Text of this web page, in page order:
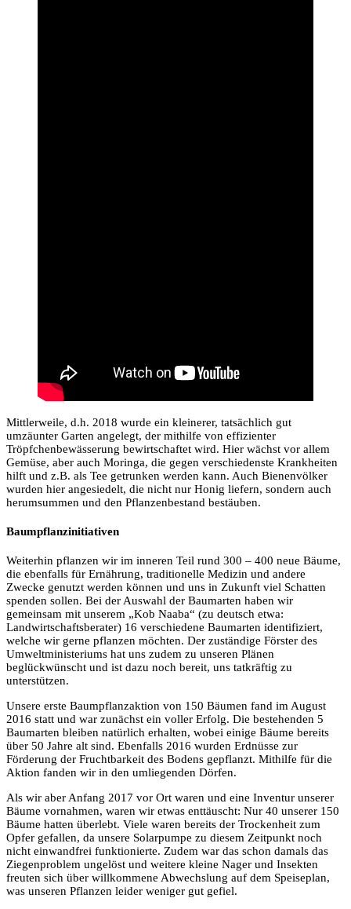
Mittlerweile, d.h. 2018 wurde ein kleinerer, tatsächlich gut
umzäunter Garten angelegt, der mithilfe von effizienter
Tröpfchenbewässerung bewirtschaftet wird. Hier wächst vor allem
Gemüse, aber auch Moringa, die gegen verschiedenste Krankheiten
hilft und z.B. als Tee getrunken werden kann. Auch Bienenvölker
wurden hier angesiedelt, die nicht nur Honig liefern, sondern auch
herumsummen und den Pflanzenbestand bestäuben.
Baumpflanzinitiativen
Weiterhin pflanzen wir im inneren Teil rund 300 – 400 neue Bäume,
die ebenfalls für Ernährung, traditionelle Medizin und andere
Zwecke genutzt werden können und uns in Zukunft viel Schatten
spenden sollen. Bei der Auswahl der Baumarten haben wir
gemeinsam mit unserem „Kob Naaba“ (zu deutsch etwa:
Landwirtschaftsberater) 16 verschiedene Baumarten identifiziert,
welche wir gerne pflanzen möchten. Der zuständige Förster des
Umweltministeriums hat uns zudem zu unseren Plänen
beglückwünscht und ist dazu noch bereit, uns tatkräftig zu
unterstützen.
Unsere erste Baumpflanzaktion von 150 Bäumen fand im August
2016 statt und war zunächst ein voller Erfolg. Die bestehenden 5
Baumarten bleiben natürlich erhalten, wobei einige Bäume bereits
über 50 Jahre alt sind. Ebenfalls 2016 wurden Erdnüsse zur
Förderung der Fruchtbarkeit des Bodens gepflanzt. Mithilfe für die
Aktion fanden wir in den umliegenden Dörfen.
Als wir aber Anfang 2017 vor Ort waren und eine Inventur unserer
Bäume vornahmen, waren wir etwas enttäuscht: Nur 40 unserer 150
Bäume hatten überlebt. Viele waren bereits der Trockenheit zum
Opfer gefallen, da unsere Solarpumpe zu diesem Zeitpunkt noch
nicht einwandfrei funktionierte. Zudem war das schon damals das
Ziegenproblem ungelöst und weitere kleine Nager und Insekten
freuten sich über willkommene Abwechslung auf dem Speiseplan,
was unseren Pflanzen leider weniger gut gefiel.